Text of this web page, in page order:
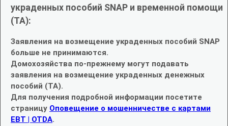
украденных пособий SNAP и временной помощи
(TA):
Заявления на возмещение украденных пособий SNAP
больше не принимаются.
Домохозяйства по-прежнему могут подавать
заявления на возмещение украденных денежных
пособий (TA).
Для получения подробной информации посетите
страницу Оповещение о мошенничестве с картами
EBT | OTDA.